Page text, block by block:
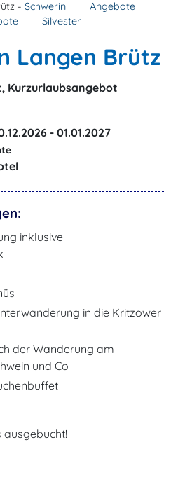
- Schwerin
Angebote
Silvester
Langen Brütz
Kurzurlaubsangebot
- 01.01.2027
inklusive
in die Kritzower
der Wanderung am
und Co